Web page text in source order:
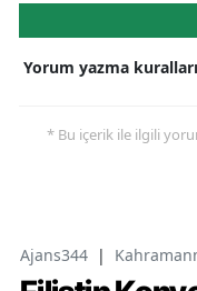
Yorum yazma
* Bu içerik ile ilgili
Ajans344 |